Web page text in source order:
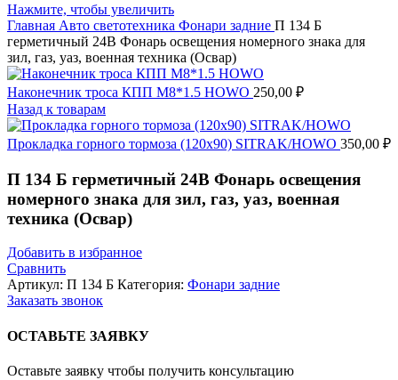
Нажмите, чтобы увеличить
Главная Авто светотехника Фонари задние П 134 Б
герметичный 24В Фонарь освещения номерного знака для
зил, газ, уаз, военная техника (Освар)
Наконечник троса КПП М8*1.5 HOWO 250,00 ₽
Назад к товарам
Прокладка горного тормоза (120x90) SITRAK/HOWO 350,00 ₽
П 134 Б герметичный 24В Фонарь освещения
номерного знака для зил, газ, уаз, военная
техника (Освар)
Добавить в избранное
Сравнить
Артикул: П 134 Б Категория: Фонари задние
Заказать звонок
ОСТАВЬТЕ ЗАЯВКУ
Оставьте заявку чтобы получить консультацию